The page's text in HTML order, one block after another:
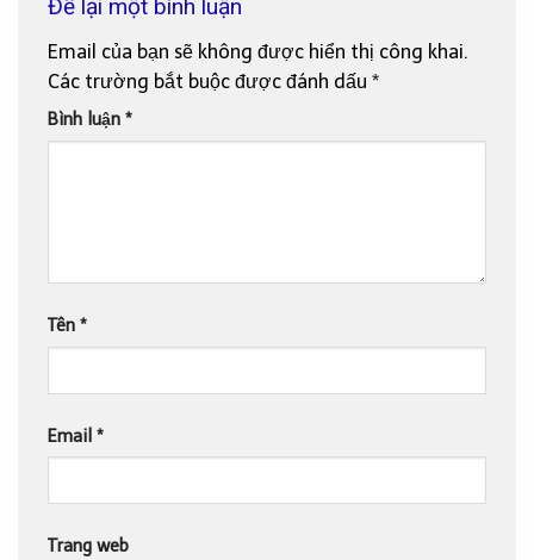
Để lại một bình luận
Email của bạn sẽ không được hiển thị công khai.
Các trường bắt buộc được đánh dấu *
Bình luận *
Tên *
Email *
Trang web